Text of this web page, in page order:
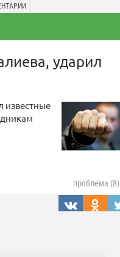
ударил
известные
проблема (8)